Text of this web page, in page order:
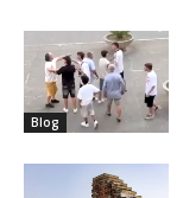
Blog